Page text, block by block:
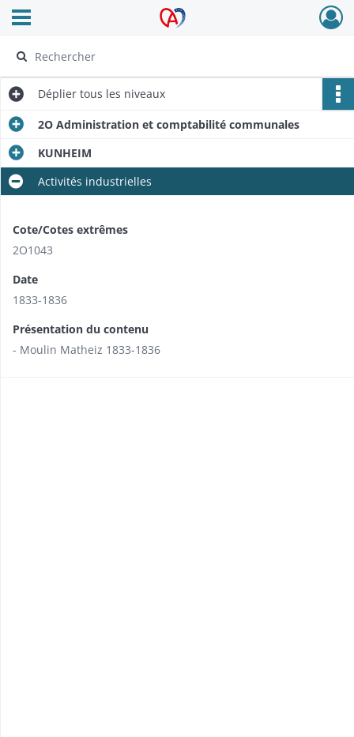
Archives Alsace - Colmar
Ouvrir le menu déroulant
Déplier tous les niveaux
2O Administration et comptabilité communales
KUNHEIM
Activités industrielles
Cote/Cotes extrêmes
2O1043
Date
1833-1836
Présentation du contenu
- Moulin Matheiz 1833-1836